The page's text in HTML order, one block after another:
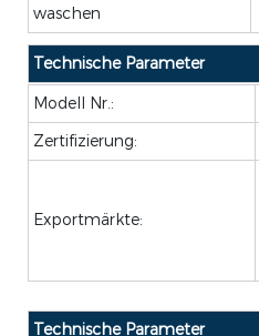
waschen
Technische Parameter
Modell Nr.:
Zertifizierung:
Exportmärkte:
Technische Parameter